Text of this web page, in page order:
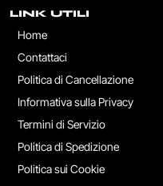
LINK UTILI
Home
Contattaci
Politica di Cancellazione
Informativa sulla Privacy
Termini di Servizio
Politica di Spedizione
Politica sui Cookie